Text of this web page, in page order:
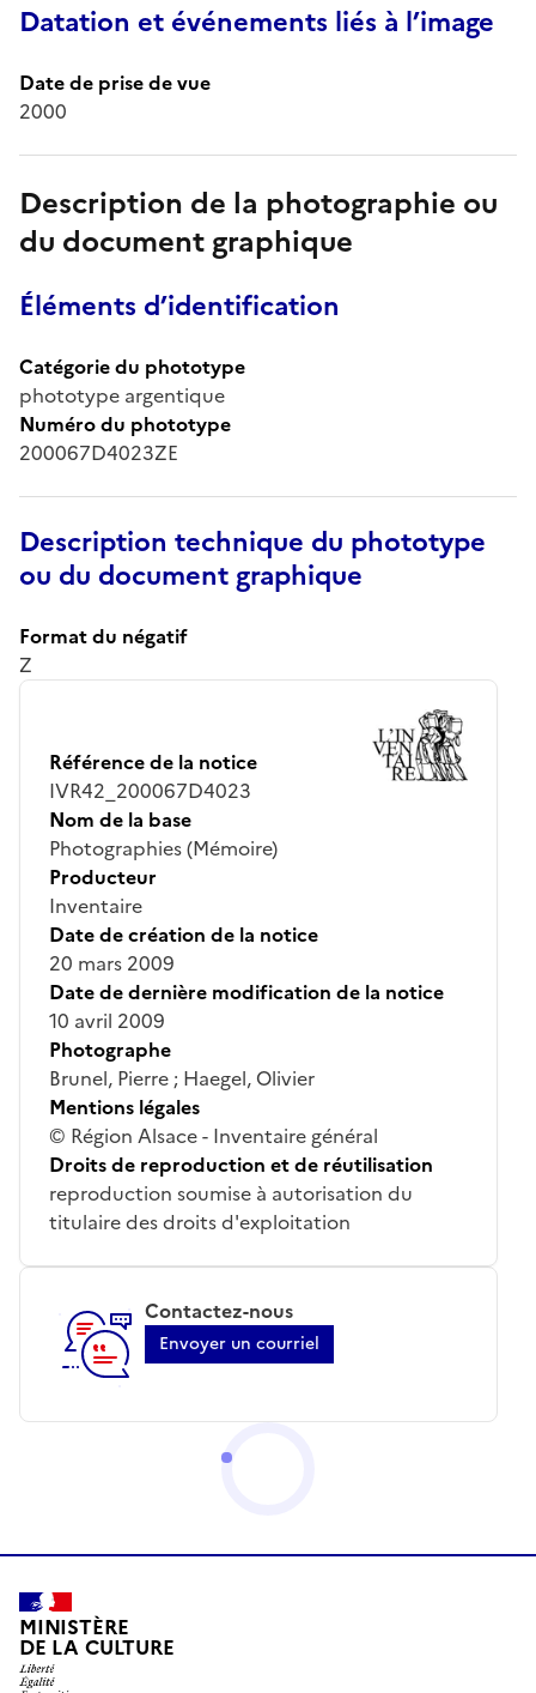
Datation et événements liés à l’image
Date de prise de vue
2000
Description de la photographie ou
du document graphique
Éléments d’identification
Catégorie du phototype
phototype argentique
Numéro du phototype
200067D4023ZE
Description technique du phototype
ou du document graphique
Format du négatif
Z
Référence de la notice
IVR42_200067D4023
Nom de la base
Photographies (Mémoire)
Producteur
Inventaire
Date de création de la notice
20 mars 2009
Date de dernière modification de la notice
10 avril 2009
Photographe
Brunel, Pierre ; Haegel, Olivier
Mentions légales
© Région Alsace - Inventaire général
Droits de reproduction et de réutilisation
reproduction soumise à autorisation du
titulaire des droits d'exploitation
Contactez-nous
Envoyer un courriel
MINISTÈRE
DE LA CULTURE